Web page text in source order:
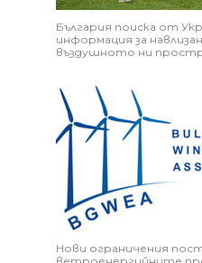
България поиска от
информация за
въздушното ни
Нови ограничения